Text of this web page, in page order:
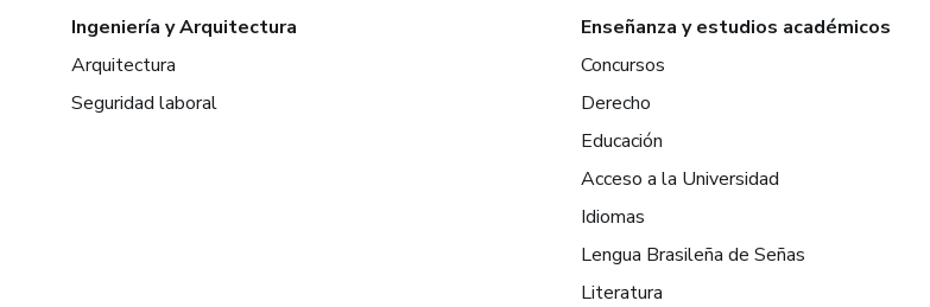
Ingeniería y Arquitectura
Arquitectura
Seguridad laboral
Enseñanza y estudios académicos
Concursos
Derecho
Educación
Acceso a la Universidad
Idiomas
Lengua Brasileña de Señas
Literatura